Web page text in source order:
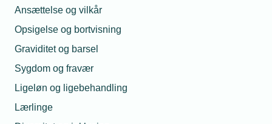
Ansættelse og vilkår
Opsigelse og bortvisning
Graviditet og barsel
Sygdom og fravær
Ligeløn og ligebehandling
Lærlinge
Sortér
Viser 21 - 30 of af 46 resultater